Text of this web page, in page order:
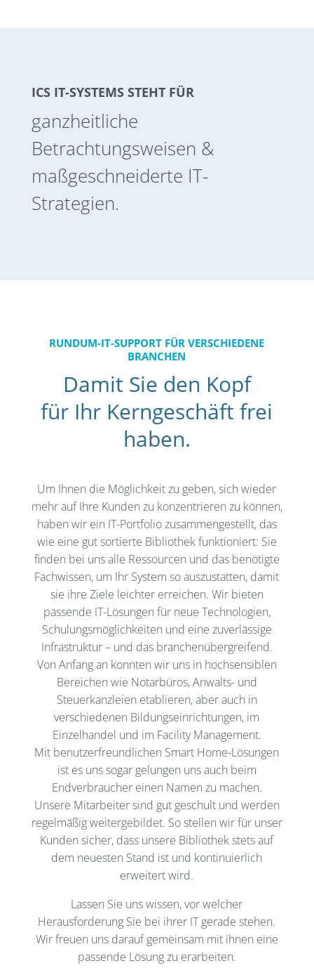
ICS IT-SYSTEMS STEHT FÜR
ganzheitliche
Betrachtungsweisen &
maßgeschneiderte IT-
Strategien.
RUNDUM-IT-SUPPORT FÜR VERSCHIEDENE
BRANCHEN
Damit Sie den Kopf
für Ihr Kerngeschäft frei
haben.
Um Ihnen die Möglichkeit zu geben, sich wieder
mehr auf Ihre Kunden zu konzentrieren zu können,
haben wir ein IT-Portfolio zusammengestellt, das
wie eine gut sortierte Bibliothek funktioniert: Sie
finden bei uns alle Ressourcen und das benötigte
Fachwissen, um Ihr System so auszustatten, damit
sie ihre Ziele leichter erreichen. Wir bieten
passende IT-Lösungen für neue Technologien,
Schulungsmöglichkeiten und eine zuverlässige
Infrastruktur – und das branchenübergreifend.
Von Anfang an konnten wir uns in hochsensiblen
Bereichen wie Notarbüros, Anwalts- und
Steuerkanzleien etablieren, aber auch in
verschiedenen Bildungseinrichtungen, im
Einzelhandel und im Facility Management.
Mit benutzerfreundlichen Smart Home-Lösungen
ist es uns sogar gelungen uns auch beim
Endverbraucher einen Namen zu machen.
Unsere Mitarbeiter sind gut geschult und werden
regelmäßig weitergebildet. So stellen wir für unser
Kunden sicher, dass unsere Bibliothek stets auf
dem neuesten Stand ist und kontinuierlich
erweitert wird.
Lassen Sie uns wissen, vor welcher
Herausforderung Sie bei ihrer IT gerade stehen.
Wir freuen uns darauf gemeinsam mit ihnen eine
passende Lösung zu erarbeiten.